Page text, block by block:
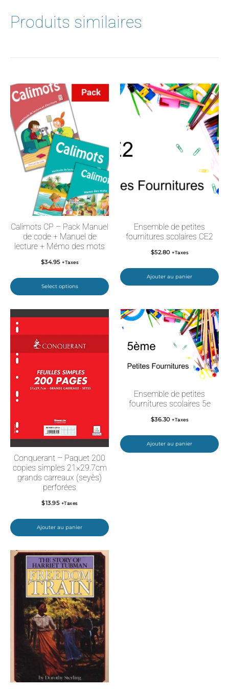
Produits similaires
Calimots CP – Pack Manuel
de code + Manuel de
lecture + Mémo des mots
$34.95 +Taxes
Select options
Ensemble de petites
fournitures scolaires CE2
$52.80 +Taxes
Ajouter au panier
Conquerant – Paquet 200
copies simples 21×29.7cm
grands carreaux (seyès)
perforées
$13.95 +Taxes
Ajouter au panier
Ensemble de petites
fournitures scolaires 5e
$36.30 +Taxes
Ajouter au panier